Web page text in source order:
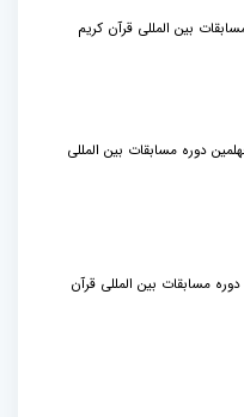
بین المللی قرآن کریم
دوره مسابقات بین المللی
مسابقات بین المللی قرآن